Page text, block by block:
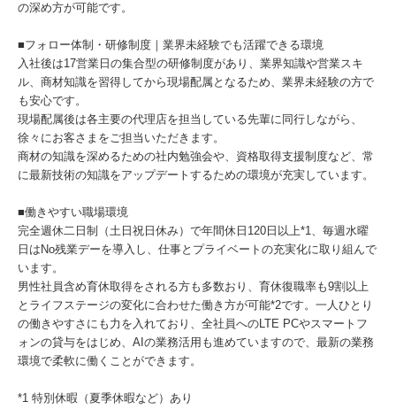
の深め方が可能です。
■フォロー体制・研修制度｜業界未経験でも活躍できる環境
入社後は17営業日の集合型の研修制度があり、業界知識や営業スキ
ル、商材知識を習得してから現場配属となるため、業界未経験の方で
も安心です。
現場配属後は各主要の代理店を担当している先輩に同行しながら、
徐々にお客さまをご担当いただきます。
商材の知識を深めるための社内勉強会や、資格取得支援制度など、常
に最新技術の知識をアップデートするための環境が充実しています。
■働きやすい職場環境
完全週休二日制（土日祝日休み）で年間休日120日以上*1、毎週水曜
日はNo残業デーを導入し、仕事とプライベートの充実化に取り組んで
います。
男性社員含め育休取得をされる方も多数おり、育休復職率も9割以上
とライフステージの変化に合わせた働き方が可能*2です。一人ひとり
の働きやすさにも力を入れており、全社員へのLTE PCやスマートフ
ォンの貸与をはじめ、AIの業務活用も進めていますので、最新の業務
環境で柔軟に働くことができます。
*1 特別休暇（夏季休暇など）あり